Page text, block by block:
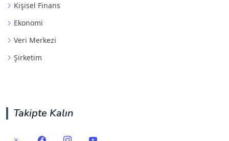
Kişisel Finans
Ekonomi
Veri Merkezi
Şirketim
Takipte Kalın